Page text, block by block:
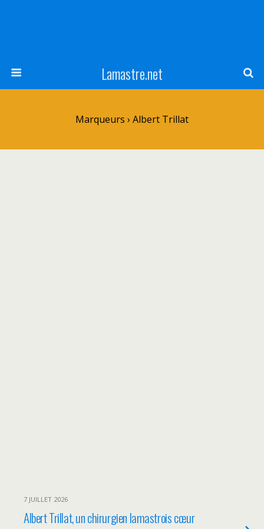
Lamastre.net
Marqueurs › Albert Trillat
7 JUILLET 2026
Albert Trillat, un chirurgien lamastrois cœur